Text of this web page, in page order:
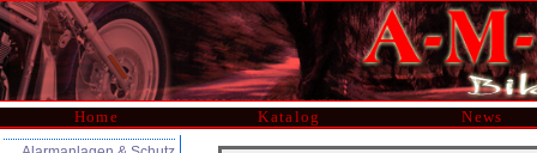
Home Katalog News